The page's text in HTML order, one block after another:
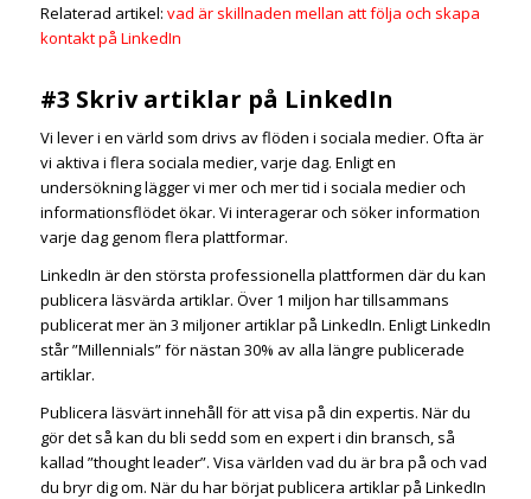
Relaterad artikel: vad är skillnaden mellan att följa och skapa
kontakt på LinkedIn
#3 Skriv artiklar på LinkedIn
Vi lever i en värld som drivs av flöden i sociala medier. Ofta är
vi aktiva i flera sociala medier, varje dag. Enligt en
undersökning lägger vi mer och mer tid i sociala medier och
informationsflödet ökar. Vi interagerar och söker information
varje dag genom flera plattformar.
LinkedIn är den största professionella plattformen där du kan
publicera läsvärda artiklar. Över 1 miljon har tillsammans
publicerat mer än 3 miljoner artiklar på LinkedIn. Enligt LinkedIn
står ”Millennials” för nästan 30% av alla längre publicerade
artiklar.
Publicera läsvärt innehåll för att visa på din expertis. När du
gör det så kan du bli sedd som en expert i din bransch, så
kallad ”thought leader”. Visa världen vad du är bra på och vad
du bryr dig om. När du har börjat publicera artiklar på LinkedIn